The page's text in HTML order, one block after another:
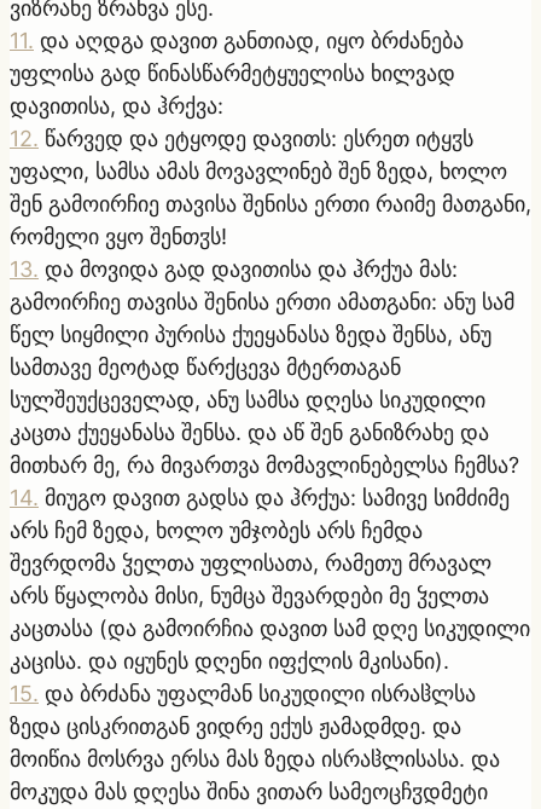
ვიზრახე ზრახვა ესე.
11. და აღდგა დავით განთიად, იყო ბრძანება
უფლისა გად წინასწარმეტყუელისა ხილვად
დავითისა, და ჰრქვა:
12. წარვედ და ეტყოდე დავითს: ესრეთ იტყჳს
უფალი, სამსა ამას მოვავლინებ შენ ზედა, ხოლო
შენ გამოირჩიე თავისა შენისა ერთი რაიმე მათგანი,
რომელი ვყო შენთჳს!
13. და მოვიდა გად დავითისა და ჰრქუა მას:
გამოირჩიე თავისა შენისა ერთი ამათგანი: ანუ სამ
წელ სიყმილი პურისა ქუეყანასა ზედა შენსა, ანუ
სამთავე მეოტად წარქცევა მტერთაგან
სულშეუქცეველად, ანუ სამსა დღესა სიკუდილი
კაცთა ქუეყანასა შენსა. და აწ შენ განიზრახე და
მითხარ მე, რა მივართვა მომავლინებელსა ჩემსა?
14. მიუგო დავით გადსა და ჰრქუა: სამივე სიმძიმე
არს ჩემ ზედა, ხოლო უმჯობეს არს ჩემდა
შევრდომა ჴელთა უფლისათა, რამეთუ მრავალ
არს წყალობა მისი, ნუმცა შევარდები მე ჴელთა
კაცთასა (და გამოირჩია დავით სამ დღე სიკუდილი
კაცისა. და იყუნეს დღენი იფქლის მკისანი).
15. და ბრძანა უფალმან სიკუდილი ისრაჱლსა
ზედა ცისკრითგან ვიდრე ექუს ჟამადმდე. და
მოიწია მოსრვა ერსა მას ზედა ისრაჱლისასა. და
მოკუდა მას დღესა შინა ვითარ სამეოცჩჳდმეტი